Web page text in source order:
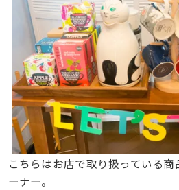
こちらはお店で取り扱っている商
ーナー。